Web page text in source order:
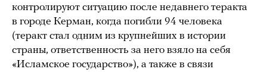
контролируют ситуацию после недавнего теракта
в городе Керман, когда погибли 94 человека
(теракт стал одним из крупнейших в истории
страны, ответственность за него взяло на себя
«Исламское государство»), а также в связи